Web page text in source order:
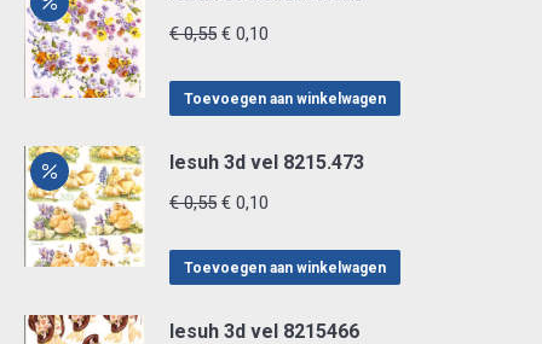
€0,55 Oorspronkelijke
was:
€ 0,10
is:
Toevoegen aan winkelwagen
lesuh 3d vel 8215.473
€0,55 Oorspronkelijke
was:
€ 0,10
is:
Toevoegen aan winkelwagen
lesuh 3d vel 8215466